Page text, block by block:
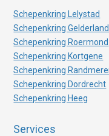
Schepenkring Lelystad
Schepenkring Gelderland
Schepenkring Roermond
Schepenkring Kortgene
Schepenkring
Schepenkring Dordrecht
Schepenkring Heeg
Services